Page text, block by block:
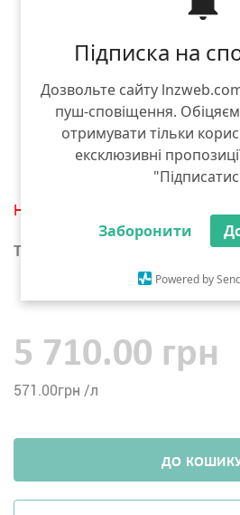
Підписка на
Дозвольте сайту
пуш-сповіщення.
отримувати тільки
ексклюзивні
Заборонити
Powered by
Немає в наявності
Тара :
5 710.00 грн
571.00грн /л
ДО